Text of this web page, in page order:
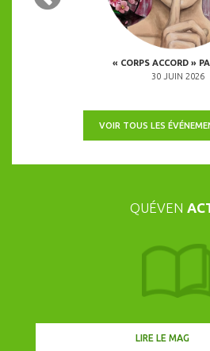
« CORPS ACCORD »
30 JUIN 2026
VOIR TOUS LES
QUÉVEN
LIRE LE MAG